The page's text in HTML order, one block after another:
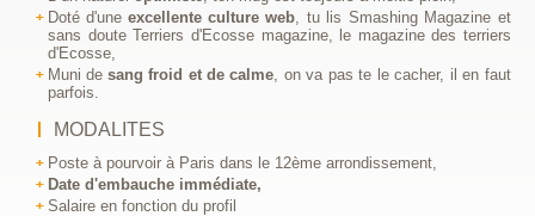
Doté d'une excellente culture web , tu lis Smashing Magazine et
sans doute Terriers d'Ecosse magazine, le magazine des terriers
d'Ecosse,
Muni de sang froid et de calme , on va pas te le cacher, il en faut
parfois.
MODALITES
Poste à pourvoir à Paris dans le 12ème arrondissement,
Date d'embauche immédiate,
Salaire en fonction du profil